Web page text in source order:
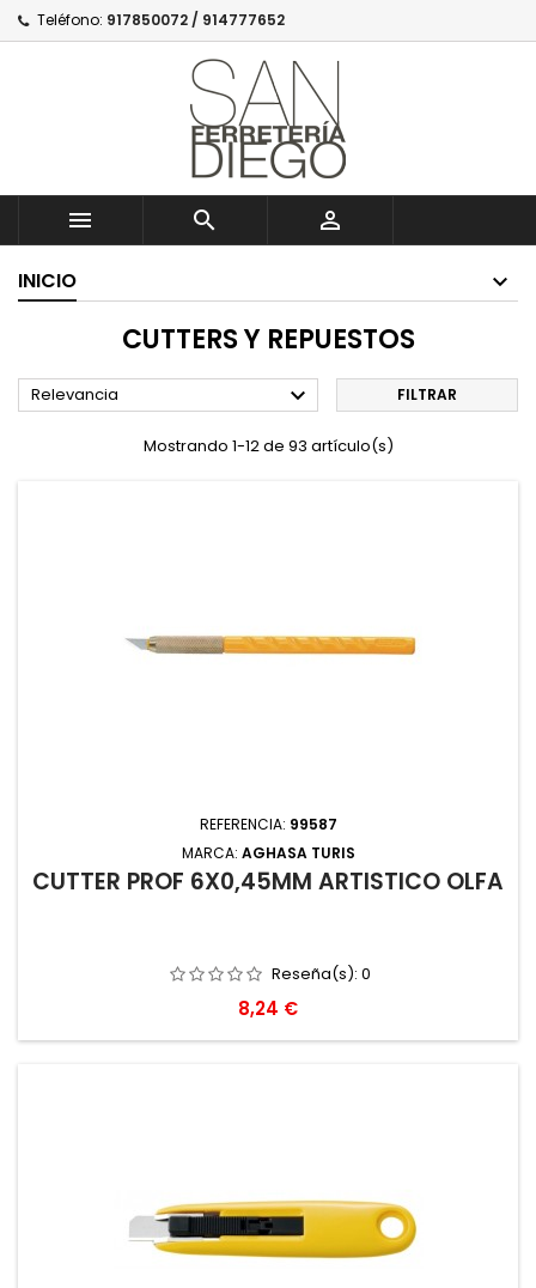
Teléfono: 917850072 / 914777652
  
INICIO
CUTTERS Y REPUESTOS
Relevancia  FILTRAR
Mostrando 1-12 de 93 artículo(s)
REFERENCIA: 99587
MARCA: AGHASA TURIS
CUTTER PROF 6X0,45MM ARTISTICO OLFA
Reseña(s): 0
Precio
8,24 €